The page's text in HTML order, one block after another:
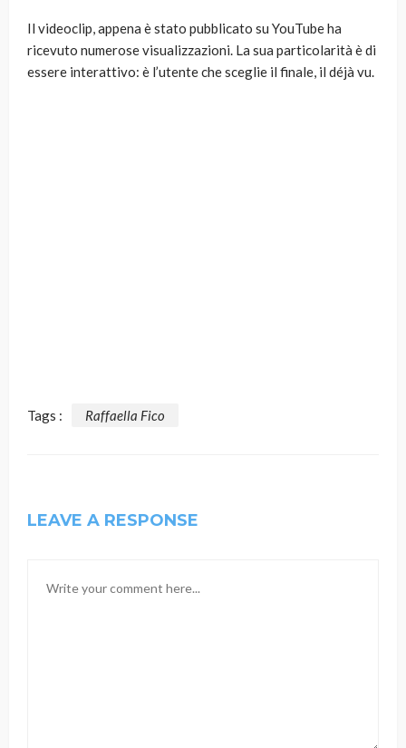
Il videoclip, appena è stato pubblicato su YouTube ha
ricevuto numerose visualizzazioni. La sua particolarità è di
essere interattivo: è l’utente che sceglie il finale, il déjà vu.
Tags : Raffaella Fico
LEAVE A RESPONSE